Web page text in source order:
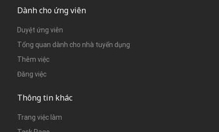
Dành cho ứng viên
Duyệt ứng viên
Tổng quan dành cho nhà tuyển dụng
Thêm việc
Đăng việc
Thông tin khác
Trang việc làm